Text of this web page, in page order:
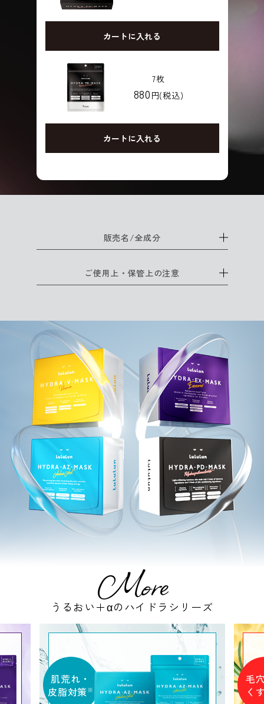
カートに入れる
7枚
880 円(税込)
カートに入れる
販売名/全成分
ご使用上・保管上の注意
More
うるおい＋αのハイドラシリーズ
毛穴※1
・
くすみ※2
ひ